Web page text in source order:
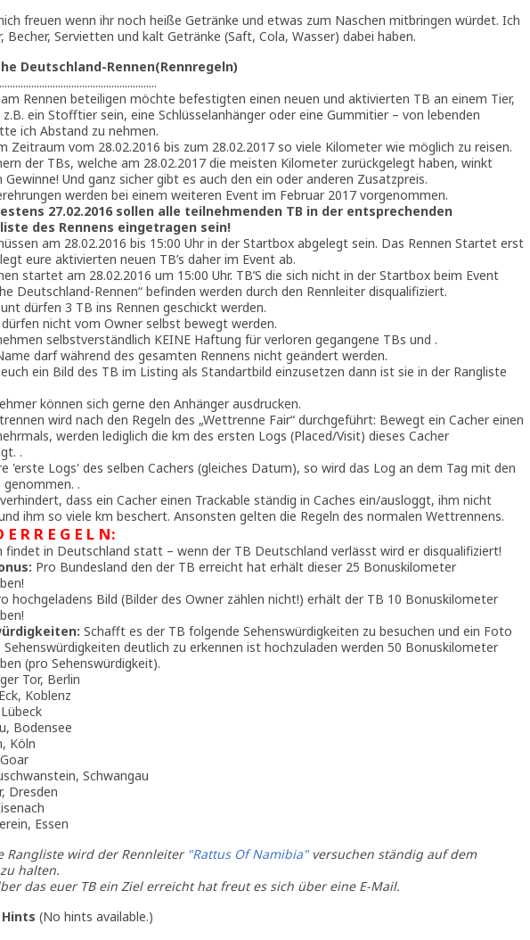
freuen wenn ihr noch heiße Getränke und etwas zum Naschen mitbringen würdet. Ich
Becher, Servietten und kalt Getränke (Saft, Cola, Wasser) dabei haben.
Deutschland-Rennen(Rennregeln)
Rennen beteiligen möchte befestigten einen neuen und aktivierten TB an einem Tier,
z.B. ein Stofftier sein, eine Schlüsselanhänger oder eine Gummitier – von lebenden
ich Abstand zu nehmen.
Zeitraum vom 28.02.2016 bis zum 28.02.2017 so viele Kilometer wie möglich zu reisen.
der TBs, welche am 28.02.2017 die meisten Kilometer zurückgelegt haben, winkt
Gewinne! Und ganz sicher gibt es auch den ein oder anderen Zusatzpreis.
werden bei einem weiteren Event im Februar 2017 vorgenommen.
27.02.2016 sollen alle teilnehmenden TB in der entsprechenden
des Rennens eingetragen sein!
am 28.02.2016 bis 15:00 Uhr in der Startbox abgelegt sein. Das Rennen Startet erst
eure aktivierten neuen TB’s daher im Event ab.
startet am 28.02.2016 um 15:00 Uhr. TB’S die sich nicht in der Startbox beim Event
Deutschland-Rennen“ befinden werden durch den Rennleiter disqualifiziert.
dürfen 3 TB ins Rennen geschickt werden.
nicht vom Owner selbst bewegt werden.
selbstverständlich KEINE Haftung für verloren gegangene TBs und .
darf während des gesamten Rennens nicht geändert werden.
ein Bild des TB im Listing als Standartbild einzusetzen dann ist sie in der Rangliste
können sich gerne den Anhänger ausdrucken.
wird nach den Regeln des „Wettrenne Fair“ durchgeführt: Bewegt ein Cacher einen
werden lediglich die km des ersten Logs (Placed/Visit) dieses Cacher
.
'erste Logs' des selben Cachers (gleiches Datum), so wird das Log an dem Tag mit den
.
dass ein Cacher einen Trackable ständig in Caches ein/ausloggt, ihm nicht
ihm so viele km beschert. Ansonsten gelten die Regeln des normalen Wettrennens.
E R R E G E L N:
findet in Deutschland statt – wenn der TB Deutschland verlässt wird er disqualifiziert!
Pro Bundesland den der TB erreicht hat erhält dieser 25 Bonuskilometer
hochgeladens Bild (Bilder des Owner zählen nicht!) erhält der TB 10 Bonuskilometer
Schafft es der TB folgende Sehenswürdigkeiten zu besuchen und ein Foto
deutlich zu erkennen ist hochzuladen werden 50 Bonuskilometer
(pro Sehenswürdigkeit).
Tor, Berlin
Koblenz
Bodensee
Köln
Schwangau
Dresden
Essen
Rangliste wird der Rennleiter "Rattus Of Namibia"versuchen ständig auf dem
halten.
das euer TB ein Ziel erreicht hat freut es sich über eine E-Mail.
(No hints available.)